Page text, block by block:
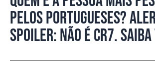
pelos portugueses?
spoiler: não é CR7.